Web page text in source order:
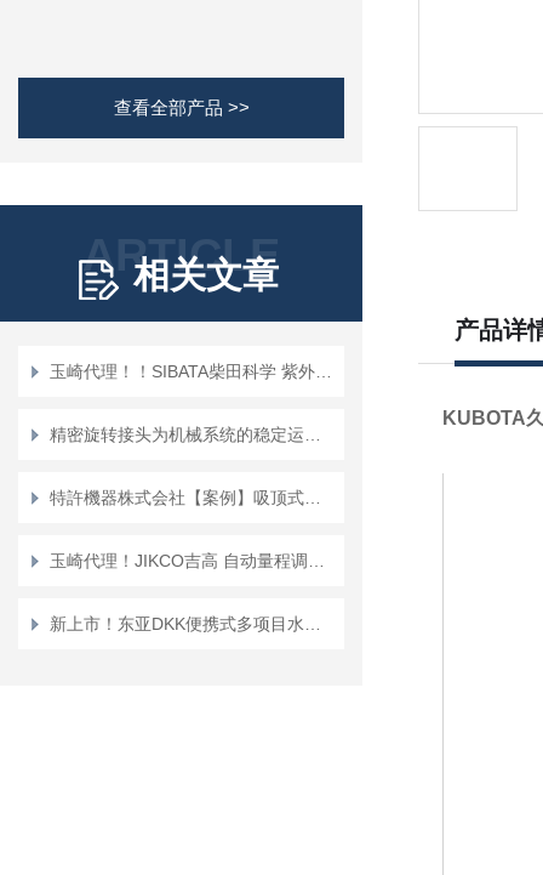
查看全部产品 >>
ARTICLE
相关文章
产品详
KUBOTA